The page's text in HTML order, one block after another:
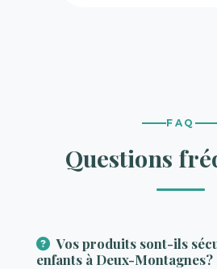
FAQ
Questions
Vos produits sont-ils
enfants à Deux-Montagnes?